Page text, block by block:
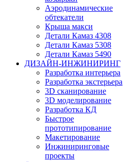
Аэродинамические
обтекатели
Крыша макси
Детали Камаз 4308
Детали Камаз 5308
Детали Камаз 5490
ДИЗАЙН-ИНЖИНИРИНГ
Разработка интерьера
Разработка экстерьера
3D сканирование
3D моделирование
Разработка КД
Быстрое
прототипирование
Макетирование
Инжиниринговые
проекты